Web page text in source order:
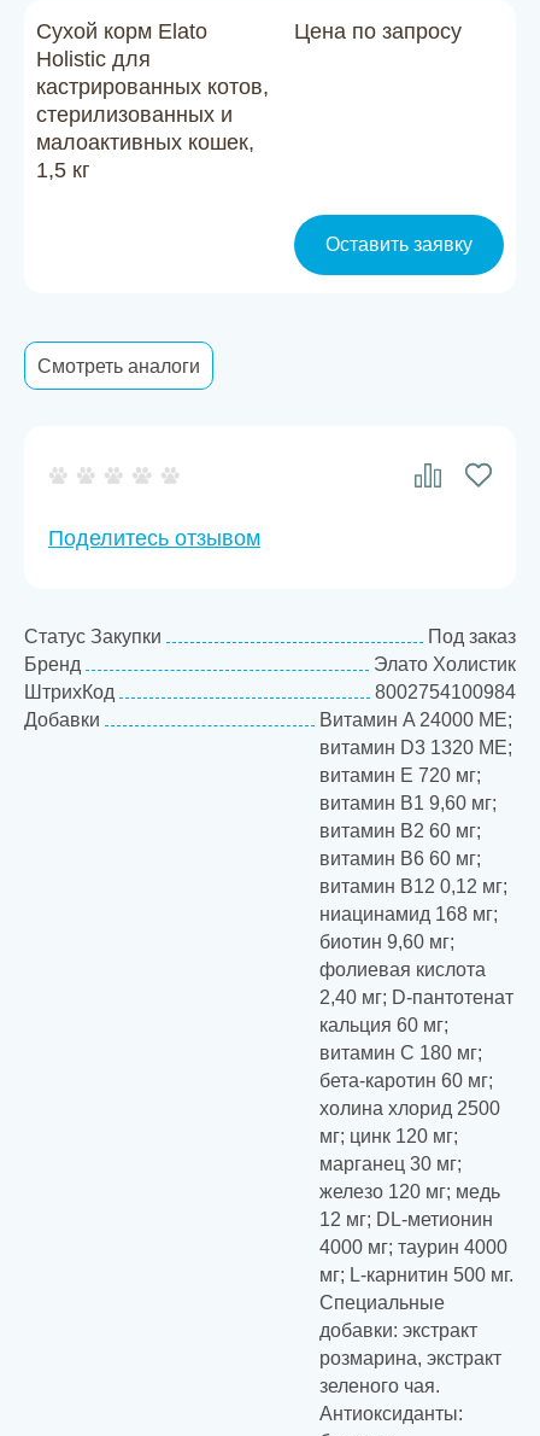
Контакты
О компании
Стать партнером
Сухой корм Elato
Holistic для
кастрированных котов,
стерилизованных и
малоактивных кошек,
1,5 кг
Цена по запросу
Оставить заявку
Смотреть аналоги
Поделитесь отзывом
Статус Закупки
Под заказ
Бренд
Элато Холистик
ШтрихКод
8002754100984
Добавки
Витамин A 24000 МЕ;
витамин D3 1320 МЕ;
витамин Е 720 мг;
витамин B1 9,60 мг;
витамин В2 60 мг;
витамин B6 60 мг;
витамин В12 0,12 мг;
ниацинамид 168 мг;
биотин 9,60 мг;
фолиевая кислота
2,40 мг; D-пантотенат
кальция 60 мг;
витамин С 180 мг;
бета-каротин 60 мг;
холина хлорид 2500
мг; цинк 120 мг;
марганец 30 мг;
железо 120 мг; медь
12 мг; DL-метионин
4000 мг; таурин 4000
мг; L-карнитин 500 мг.
Специальные
добавки: экстракт
розмарина, экстракт
зеленого чая.
Антиоксиданты: